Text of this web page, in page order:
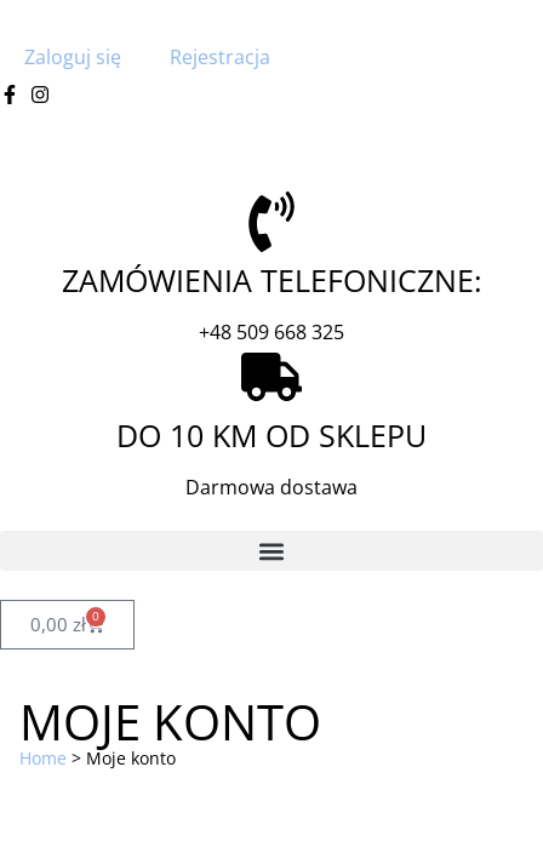
Zaloguj się Rejestracja
ZAMÓWIENIA TELEFONICZNE:
+48 509 668 325
DO 10 KM OD SKLEPU
Darmowa dostawa
0,00 zł 0
MOJE KONTO
Home > Moje konto